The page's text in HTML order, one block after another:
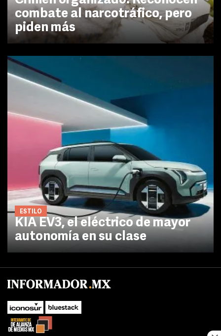
combate al narcotráfico, pero
piden más
ESTILO
KIA EV3, el eléctrico de mayor
autonomía en su clase